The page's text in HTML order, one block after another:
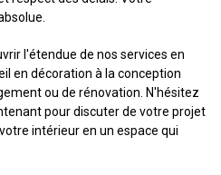
l'étendue de nos services en
en décoration à la conception
ou de rénovation. N'hésitez
pour discuter de votre projet
intérieur en un espace qui